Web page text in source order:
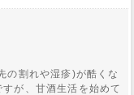
の割れや湿疹)が酷くな
が、甘酒生活を始めて